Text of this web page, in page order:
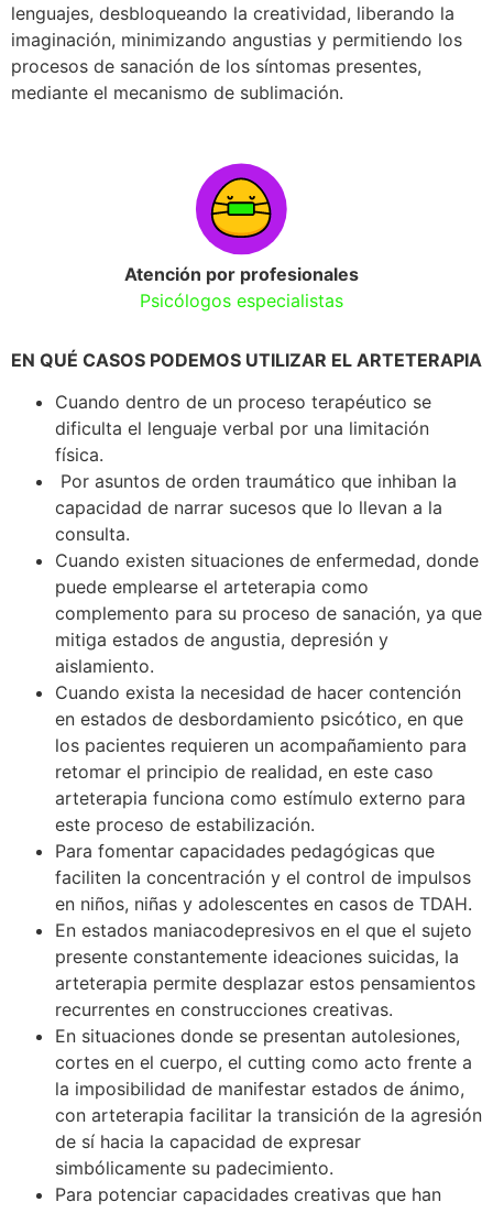
lenguajes, desbloqueando la creatividad, liberando la
imaginación, minimizando angustias y permitiendo los
procesos de sanación de los síntomas presentes,
mediante el mecanismo de sublimación.
Atención por profesionales
Psicólogos especialistas
EN QUÉ CASOS PODEMOS UTILIZAR EL ARTETERAPIA
Cuando dentro de un proceso terapéutico se
dificulta el lenguaje verbal por una limitación
física.
Por asuntos de orden traumático que inhiban la
capacidad de narrar sucesos que lo llevan a la
consulta.
Cuando existen situaciones de enfermedad, donde
puede emplearse el arteterapia como
complemento para su proceso de sanación, ya que
mitiga estados de angustia, depresión y
aislamiento.
Cuando exista la necesidad de hacer contención
en estados de desbordamiento psicótico, en que
los pacientes requieren un acompañamiento para
retomar el principio de realidad, en este caso
arteterapia funciona como estímulo externo para
este proceso de estabilización.
Para fomentar capacidades pedagógicas que
faciliten la concentración y el control de impulsos
en niños, niñas y adolescentes en casos de TDAH.
En estados maniacodepresivos en el que el sujeto
presente constantemente ideaciones suicidas, la
arteterapia permite desplazar estos pensamientos
recurrentes en construcciones creativas.
En situaciones donde se presentan autolesiones,
cortes en el cuerpo, el cutting como acto frente a
la imposibilidad de manifestar estados de ánimo,
con arteterapia facilitar la transición de la agresión
de sí hacia la capacidad de expresar
simbólicamente su padecimiento.
Para potenciar capacidades creativas que han